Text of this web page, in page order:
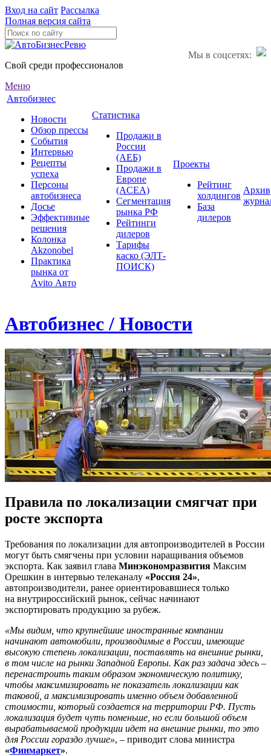
Вход на сайт Рассылка
Полная версия сайта
Мы в соцсетях:
Свой среди профессионалов
Меню
Автобизнес
Новости
Обзор прессы
События
Интервью
Рецепты
успеха
Персоны
автобизнеса
Досье
Эффективные
решения
Колонка
Akzonobel
Практика
рынка от
Аvito Авто
Статистика
Продажи в
России
(АЕБ)
Продажи в
Европе
(ACEA)
Сегментация
рынка РФ
Рейтинги
дилеров
Тарифы
каско (ЭЛТ-
ПОИСК)
Проекты
Рейтинг
холдингов
База
дилеров
Архив
Автобизнес / Новости
Правила по локализации смягчат при
росте экспорта
Требования по локализации для автопроизводителей в России
могут быть смягчены при условии наращивания объемов
экспорта. Как заявил глава Минэкономразвития Максим
Орешкин в интервью телеканалу «Россия 24»,
автопроизводители, ранее ориентировавшиеся только
на внутрироссийский рынок, сейчас начинают
экспортировать продукцию за рубеж.
«Мы видим, что крупнейшие иностранные компании
начинают автомобили, производимые в России, имеющие
высокую степень локализации, поставлять на внешние рынки,
в том числе на рынки Западной Европы. Как раз задача здесь –
перенастроить таким образом экономическую политику,
чтобы максимизировать не показатель локализации как
таковой, а максимизировать именно объем добавленной
стоимости, который создается на территории РФ. Пусть
локализация будет чуть поменьше, но если большой объем
вырабатываемой продукции идет на внешние рынки, то это
для России гораздо лучше», – приводит слова министра
«Финмаркет».